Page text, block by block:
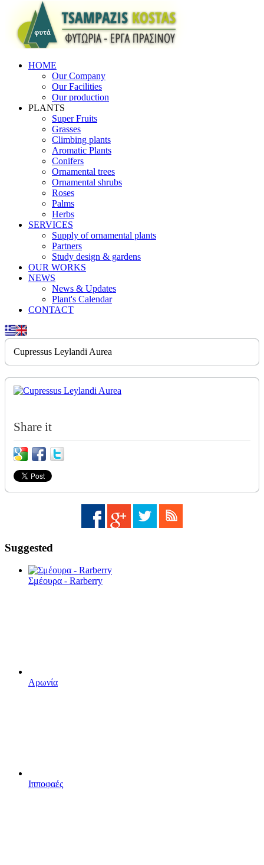
HOME
Our Company
Our Facilities
Our production
PLANTS
Super Fruits
Grasses
Climbing plants
Aromatic Plants
Conifers
Ornamental trees
Ornamental shrubs
Roses
Palms
Herbs
SERVICES
Supply of ornamental plants
Partners
Study design & gardens
OUR WORKS
NEWS
News & Updates
Plant's Calendar
CONTACT
Cupressus Leylandi Aurea
Share it
Suggested
Σμέουρα - Rarberry
Αρωνία
Ιπποφαές